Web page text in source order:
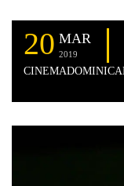
20 MAR
2019